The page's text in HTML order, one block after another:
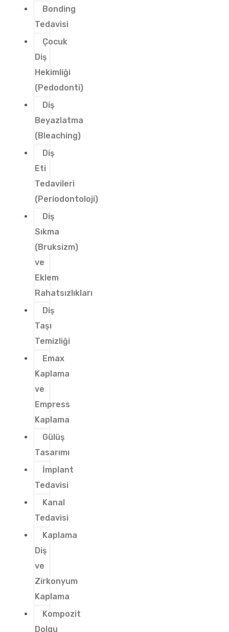
Bonding
Tedavisi
Çocuk
Diş
Hekimliği
(Pedodonti)
Diş
Beyazlatma
(Bleaching)
Diş
Eti
Tedavileri
(Periodontoloji)
Diş
Sıkma
(Bruksizm)
ve
Eklem
Rahatsızlıkları
Diş
Taşı
Temizliği
Emax
Kaplama
ve
Empress
Kaplama
Gülüş
Tasarımı
İmplant
Tedavisi
Kanal
Tedavisi
Kaplama
Diş
ve
Zirkonyum
Kaplama
Kompozit
Dolgu